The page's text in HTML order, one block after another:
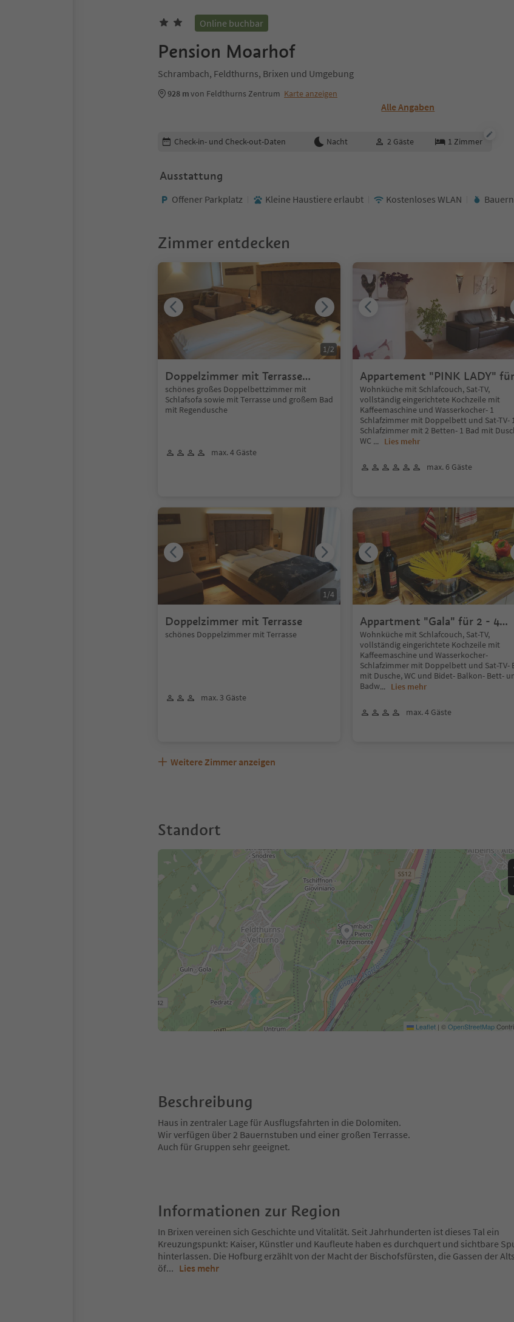
Online buchbar
Pension Moarhof
Schrambach, Feldthurns, Brixen und Umgebung
928 mvon Feldthurns Zentrum Karte anzeigen
Alle Angaben
Buchungsdetails bearbeiten
Check-in- und Check-out-Daten Nacht 2 Gäste 1 Zimmer
Ausstattung
Offener Parkplatz Kleine Haustiere erlaubt Kostenloses WLAN
Zimmer entdecken
Doppelzimmer mit Terrasse
Deluxe
schönes großes Doppelbettzimmer mit
Schlafsofa sowie mit Terrasse und großem Bad
mit Regendusche
max. 4 Gäste
1/2
Appartement "PINK LADY"
- 6 Personen
Wohnküche mit Schlafcouch, Sat-TV,
vollständig eingerichtete Kochzeile mit
Kaffeemaschine und Wasserkocher- 1
Schlafzimmer mit Doppelbett und Sat-TV-
Schlafzimmer mit 2 Betten- 1 Bad mit
WC ... Lies mehr
max. 6 Gäste
Doppelzimmer mit Terrasse
schönes Doppelzimmer mit Terrasse
max. 3 Gäste
1/4
Appartment "Gala" für 2 - 4
Personen
Wohnküche mit Schlafcouch, Sat-TV,
vollständig eingerichtete Kochzeile mit
Kaffeemaschine und Wasserkocher-
Schlafzimmer mit Doppelbett und Sat-TV-
mit Dusche, WC und Bidet- Balkon- Bett-
Badw... Lies mehr
max. 4 Gäste
Weitere Zimmer anzeigen
Standort
Leaflet | ©OpenStreetMap
Beschreibung
Haus in zentraler Lage für Ausflugsfahrten in die Dolomiten.
Wir verfügen über 2 Bauernstuben und einer großen Terrasse.
Auch für Gruppen sehr geeignet.
Informationen zur Region
In Brixen vereinen sich Geschichte und Vitalität. Seit Jahrhunderten ist dieses Tal ein
Kreuzungspunkt: Kaiser, Künstler und Kaufleute haben es durchquert und sichtbare
hinterlassen. Die Hofburg erzählt von der Macht der Bischofsfürsten, die Gassen der
öf... Lies mehr